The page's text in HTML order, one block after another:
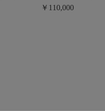
￥110,000